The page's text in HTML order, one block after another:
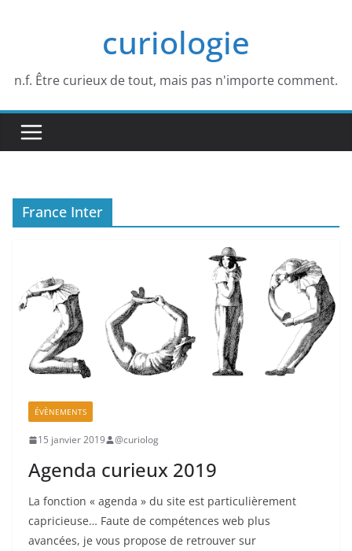
curiologie
n.f. Être curieux de tout, mais pas n'importe comment.
France Inter
ÉVÈNEMENTS
15 janvier 2019 @curiolog
Agenda curieux 2019
La fonction « agenda » du site est particulièrement
capricieuse… Faute de compétences web plus
avancées, je vous propose de retrouver sur